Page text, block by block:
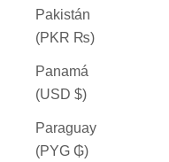
Pakistán
(PKR ₨)
Panamá
(USD $)
Paraguay
(PYG ₲)